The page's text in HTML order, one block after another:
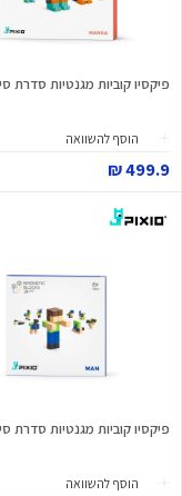
פיקסיו קוביות מגנטיות סדרת
הוסף להשוואה
499.9 ₪
פיקסיו קוביות מגנטיות סדרת
הוסף להשוואה